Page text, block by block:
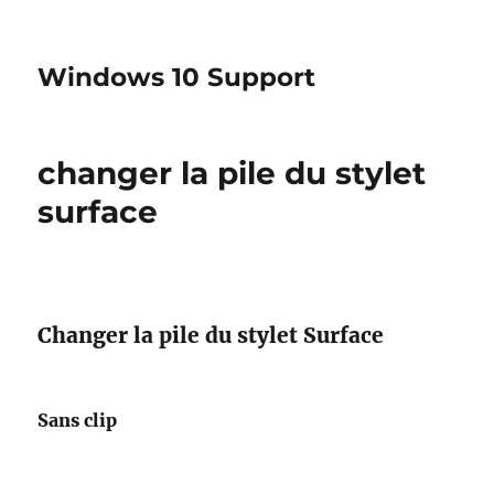
Windows 10 Support
changer la pile du stylet
surface
Changer la pile du stylet Surface
Sans clip